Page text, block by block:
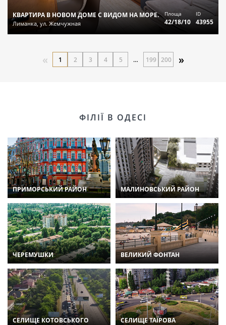
КВАРТИРА В НОВОМ ДОМЕ С ВИДОМ НА МОРЕ.
Лиманка, ул. Жемчужная
Площа
42/18/10
ID
43955
« 1 2 3 4 5 … 199 200 »
ФІЛІЇ В ОДЕСІ
ПРИМОРСЬКИЙ РАЙОН МАЛИНОВСЬКИЙ РАЙОН
ЧЕРЕМУШКИ ВЕЛИКИЙ ФОНТАН
СЕЛИЩЕ КОТОВСЬКОГО СЕЛИЩЕ ТАЇРОВА